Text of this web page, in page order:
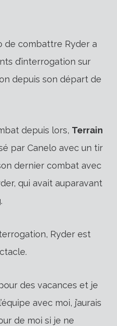
de combattre Ryder a
d’interrogation sur
depuis son départ de
depuis lors, Terrain
par Canelo avec un tir
dernier combat avec
qui avait auparavant
Ryder est
des vacances et je
avec moi, j’aurais
de moi si je ne